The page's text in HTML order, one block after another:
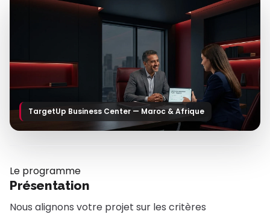
TargetUp Business Center — Maroc & Afrique
Le programme
Présentation
Nous alignons votre projet sur les critères